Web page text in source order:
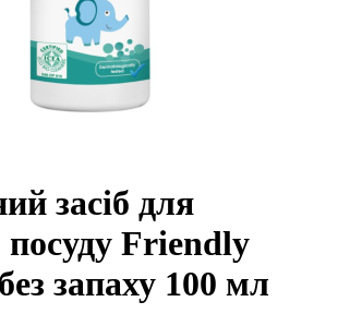
засіб для
посуду Friendly
запаху 100 мл